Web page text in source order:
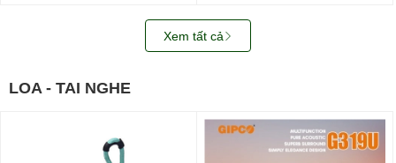
Xem tất cả
LOA - TAI NGHE